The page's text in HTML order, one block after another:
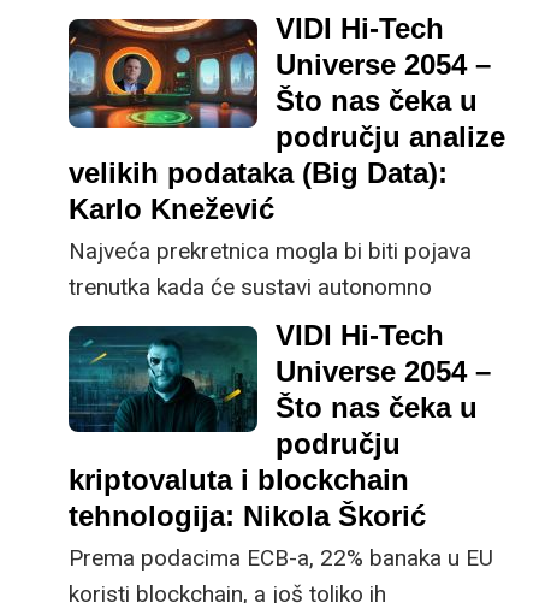
zadnjih 30 godina, a što sam stariji, sve me
više i zastrašuju, rekao nam je Svetozar
Nilović, suosnivač i voditelj muzeja
PEEK&POKE u Rijeci.
VIDI Hi-Tech
Universe 2054 –
Što nas čeka u
području analize
velikih podataka (Big Data):
Karlo Knežević
Najveća prekretnica mogla bi biti pojava
trenutka kada će sustavi autonomno
upravljati golemim količinama podataka bez
ljudske intervencije, što bi moglo dovesti do
revolucije načina na koji društvo funkcionira,
tvrdi dr. sc. Karlo Knežević, Head of AI u
domaćoj tvrtki SofaScore
VIDI Hi-Tech
Universe 2054 –
Što nas čeka u
području
kriptovaluta i blockchain
tehnologija: Nikola Škorić
Prema podacima ECB-a, 22% banaka u EU
koristi blockchain, a još toliko ih